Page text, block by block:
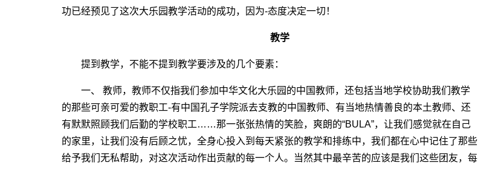
功已经预见了这次大乐园教学活动的成功，因为-态度决定一切！
教学
提到教学，不能不提到教学要涉及的几个要素：
一、 教师，教师不仅指我们参加中华文化大乐园的中国教师，还包括当地学校协助我们教学
的那些可亲可爱的教职工-有中国孔子学院派去支教的中国教师、有当地热情善良的本土教师、还
有默默照顾我们后勤的学校职工……那一张张热情的笑脸，爽朗的“BULA”，让我们感觉就在自己
的家里，让我们没有后顾之忧，全身心投入到每天紧张的教学和排练中，我们都在心中记住了那些
给予我们无私帮助，对这次活动作出贡献的每一个人。当然其中最辛苦的应该是我们这些团友，每